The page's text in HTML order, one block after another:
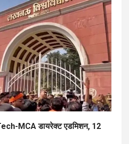
MCA डायरेक्ट एडमिशन, 12